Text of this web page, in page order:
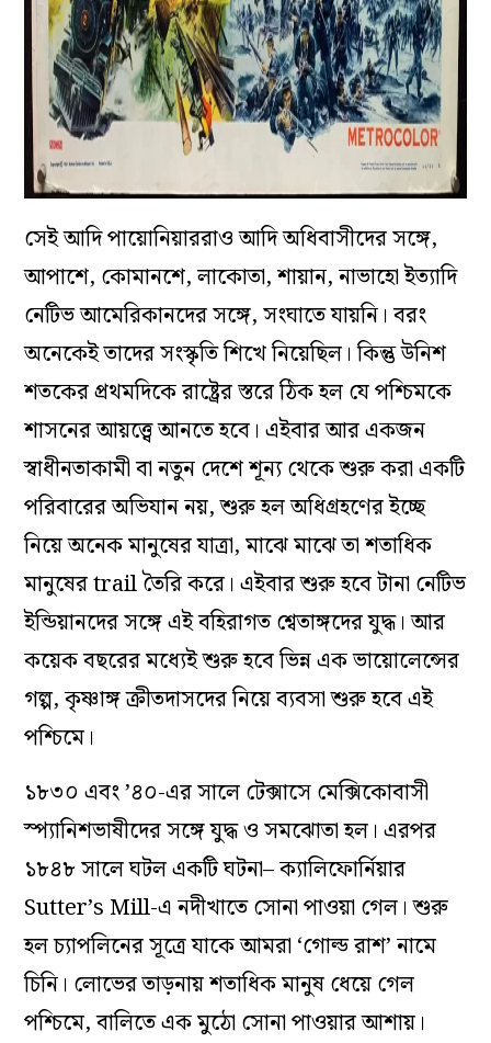
সেই আদি পায়োনিয়াররাও আদি অধিবাসীদের সঙ্গে,
আপাশে, কোমানশে, লাকোতা, শায়ান, নাভাহো ইত্যাদি
নেটিভ আমেরিকানদের সঙ্গে, সংঘাতে যায়নি। বরং
অনেকেই তাদের সংস্কৃতি শিখে নিয়েছিল। কিন্তু উনিশ
শতকের প্রথমদিকে রাষ্ট্রের স্তরে ঠিক হল যে পশ্চিমকে
শাসনের আয়ত্ত্বে আনতে হবে। এইবার আর একজন
স্বাধীনতাকামী বা নতুন দেশে শূন্য থেকে শুরু করা একটি
পরিবারের অভিযান নয়, শুরু হল অধিগ্রহণের ইচ্ছে
নিয়ে অনেক মানুষের যাত্রা, মাঝে মাঝে তা শতাধিক
মানুষের trail তৈরি করে। এইবার শুরু হবে টানা নেটিভ
ইন্ডিয়ানদের সঙ্গে এই বহিরাগত শ্বেতাঙ্গদের যুদ্ধ। আর
কয়েক বছরের মধ্যেই শুরু হবে ভিন্ন এক ভায়োলেন্সের
গল্প, কৃষ্ণাঙ্গ ক্রীতদাসদের নিয়ে ব্যবসা শুরু হবে এই
পশ্চিমে।
১৮৩০ এবং ’৪০-এর সালে টেক্সাসে মেক্সিকোবাসী
স্প্যানিশভাষীদের সঙ্গে যুদ্ধ ও সমঝোতা হল। এরপর
১৮৪৮ সালে ঘটল একটি ঘটনা– ক্যালিফোর্নিয়ার
Sutter’s Mill-এ নদীখাতে সোনা পাওয়া গেল। শুরু
হল চ্যাপলিনের সূত্রে যাকে আমরা‘গোল্ড রাশ’নামে
চিনি। লোভের তাড়নায় শতাধিক মানুষ ধেয়ে গেল
পশ্চিমে, বালিতে এক মুঠো সোনা পাওয়ার আশায়।